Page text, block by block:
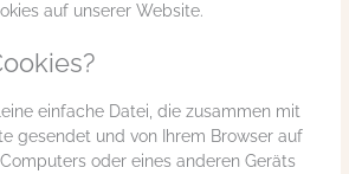
auf unserer Website.
einfache Datei, die zusammen mit
gesendet und von Ihrem Browser auf
oder eines anderen Geräts